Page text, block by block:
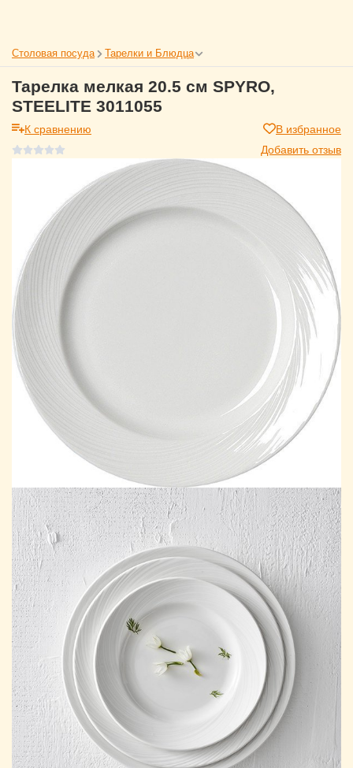
Столовая посуда Тарелки и Блюдца
Тарелка мелкая 20.5 см SPYRO,
STEELITE 3011055
К сравнению
В избранное
Добавить отзыв